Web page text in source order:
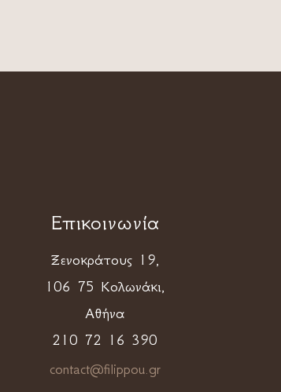
Επικοινωνία
Ξενοκράτους 19,
106 75 Κολωνάκι,
Αθήνα
210 72 16 390
contact@filippou.gr